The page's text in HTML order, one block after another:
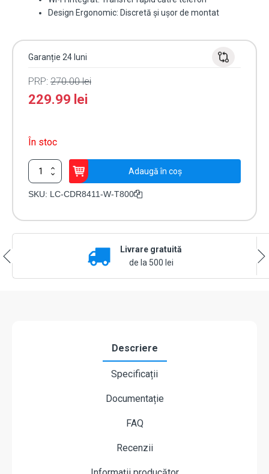
Design Ergonomic: Discretă și ușor de montat
Garanție 24 luni
PRP: 270.00lei
229.99 lei
În stoc
Cantitate
Cameră
Auto
Adaugă în coș
SKU: LC-CDR8411-W-T800
Livrare gratuită
de la 500 lei
Descriere
Specificații
Documentație
FAQ
Recenzii